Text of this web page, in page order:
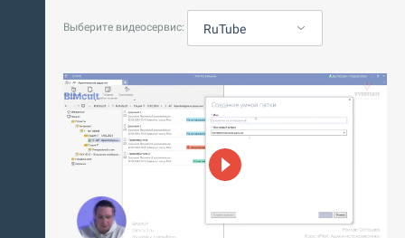
Выберите видеосервис: RuTube